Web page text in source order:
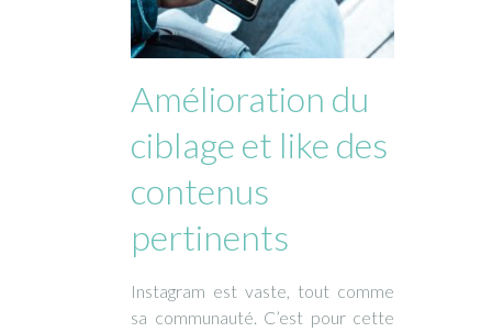
Amélioration du
ciblage et like des
contenus
pertinents
Instagram est vaste, tout comme
sa communauté. C’est pour cette